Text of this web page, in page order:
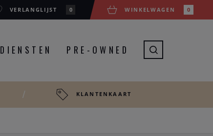
VERLANGLIJST 0 WINKELWAGEN 0
DIENSTEN PRE-OWNED
KLANTENKAART